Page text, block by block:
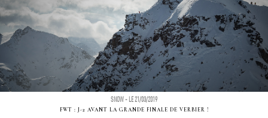
SNOW - LE 21/03/2019
FWT : J-2 AVANT LA GRANDE FINALE DE VERBIER !